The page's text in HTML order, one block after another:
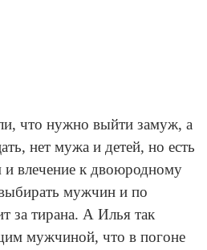
что нужно выйти замуж, а
нет мужа и детей, но есть
и влечение к двоюродному
мужчин и по
за тирана. А Илья так
мужчиной, что в погоне